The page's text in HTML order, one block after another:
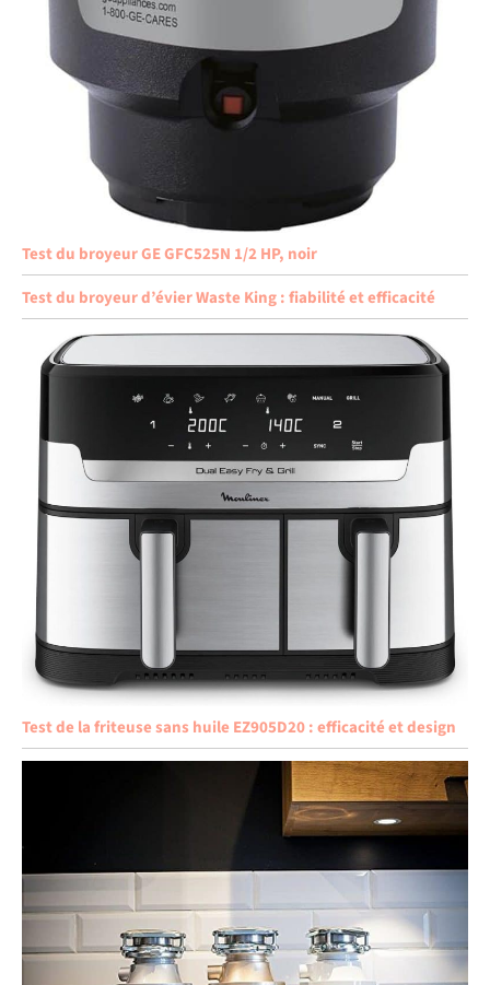
Test du broyeur GE GFC525N 1/2 HP, noir
Test du broyeur d’évier Waste King : fiabilité et efficacité
Test de la friteuse sans huile EZ905D20 : efficacité et design